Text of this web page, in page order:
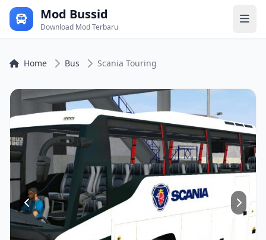
Mod Bussid
Download Mod Terbaru
Home Bus Scania Touring